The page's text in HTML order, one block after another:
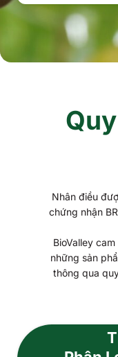
Nhân điều
chứng nhận
BioValley
những sản
thông qua